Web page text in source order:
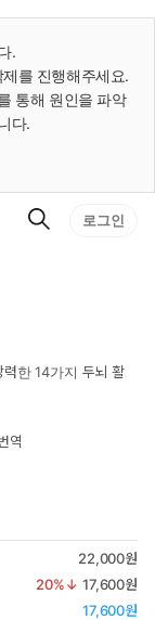
.
를 진행해주세요.
통해 원인을 파악
다.
검
로그인
한 14가지 두뇌 활
역
22,000원
20%↓ 17,600원
17,600원